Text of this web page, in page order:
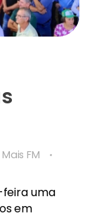
FM
uma
em